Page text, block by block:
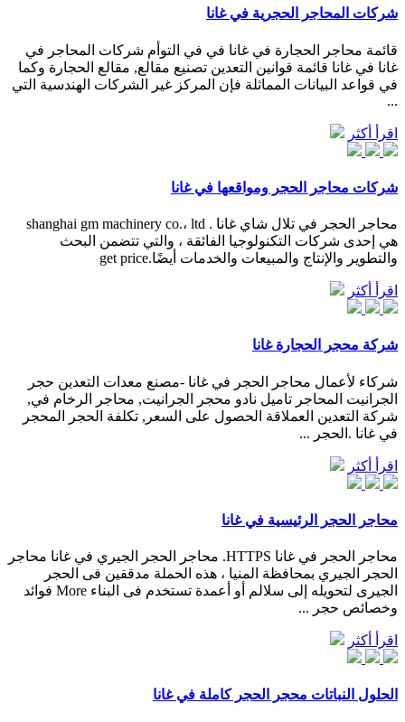
شركات المحاجر الحجرية في غانا
قائمة محاجر الحجارة في غانا في في التوأم شركات المحاجر في
غانا في غانا قائمة قوانين التعدين تصنيع مقالع, مقالع الحجارة وكما
في قواعد البيانات المماثلة فإن المركز غير الشركات الهندسية التي
...
اقرأ أكثر
شركات محاجر الحجر ومواقعها في غانا
محاجر الحجر في تلال شاي غانا . shanghai gm machinery co.، ltd
هي إحدى شركات التكنولوجيا الفائقة ، والتي تتضمن البحث
والتطوير والإنتاج والمبيعات والخدمات أيضًا.get price
اقرأ أكثر
شركة محجر الحجارة غانا
شركاء لأعمال محاجر الحجر في غانا -مصنع معدات التعدين حجر
الجرانيت المحاجر تاميل نادو محجر الجرانيت, محاجر الرخام في,
شركة التعدين العملاقة الحصول على السعر, تكلفة الحجر المحجر
في غانا .الحجر ...
اقرأ أكثر
محاجر الحجر الرئيسية في غانا
محاجر الحجر في غانا HTTPS. محاجر الحجر الجيري في غانا محاجر
الحجر الجيري بمحافظة المنيا ، هذه الحملة مدققين فى الحجر
الجيرى لتحويله إلى سلالم أو أعمدة تستخدم فى البناء More فوائد
وخصائص حجر ...
اقرأ أكثر
الحلول النباتات محجر الحجر كاملة في غانا